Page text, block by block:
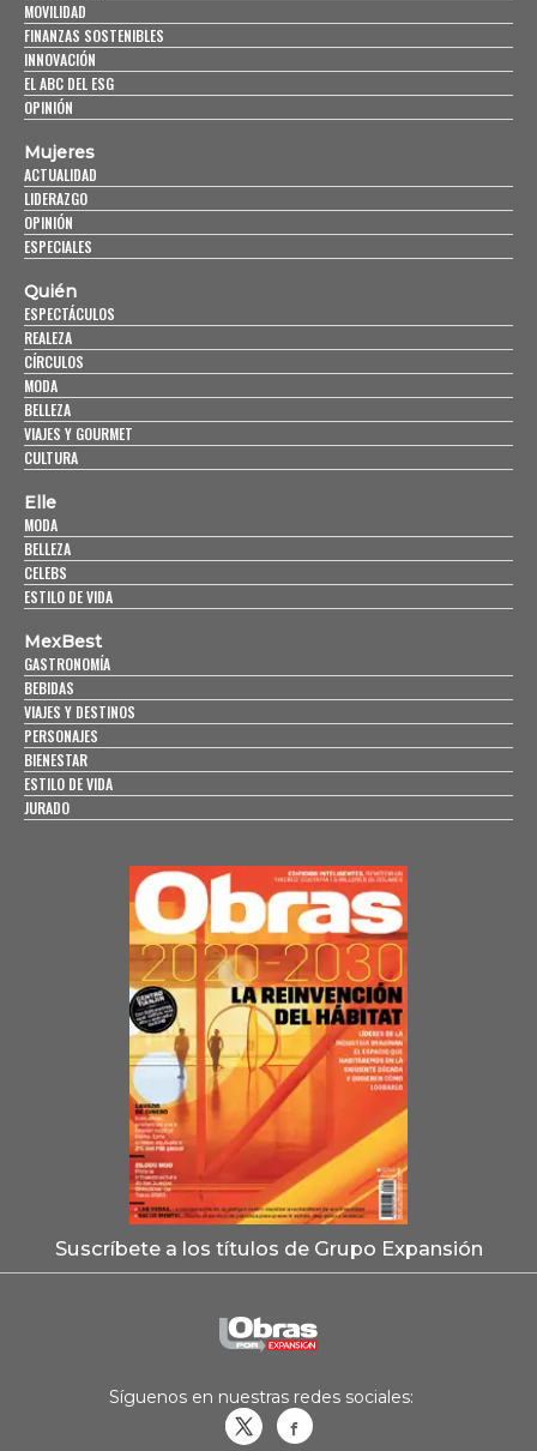
MOVILIDAD
FINANZAS SOSTENIBLES
INNOVACIÓN
EL ABC DEL ESG
OPINIÓN
Mujeres
ACTUALIDAD
LIDERAZGO
OPINIÓN
ESPECIALES
Quién
ESPECTÁCULOS
REALEZA
CÍRCULOS
MODA
BELLEZA
VIAJES Y GOURMET
CULTURA
Elle
MODA
BELLEZA
CELEBS
ESTILO DE VIDA
MexBest
GASTRONOMÍA
BEBIDAS
VIAJES Y DESTINOS
PERSONAJES
BIENESTAR
ESTILO DE VIDA
JURADO
Suscríbete a los títulos de Grupo Expansión
Síguenos en nuestras redes sociales: